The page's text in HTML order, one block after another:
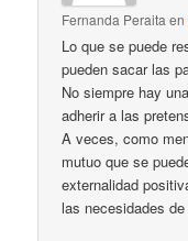
Fernanda Peraita en
Lo que se puede
pueden sacar las
No siempre hay
adherir a las
A veces, como
mutuo que se
externalidad
las necesidades